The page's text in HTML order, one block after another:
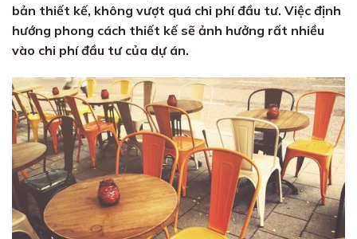
bản thiết kế, không vượt quá chi phí đầu tư. Việc định
hướng phong cách thiết kế sẽ ảnh hưởng rất nhiều
vào chi phí đầu tư của dự án.